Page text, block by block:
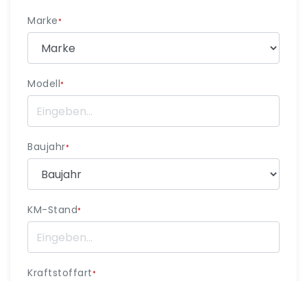
Marke*
Modell*
Baujahr*
KM-Stand*
Kraftstoffart*